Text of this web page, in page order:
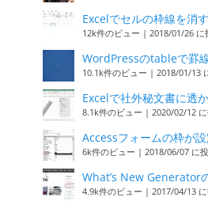
Excelでセルの枠線を消す
12k件のビュー | 2018/01/26 に
WordPressのtableで罫
10.1k件のビュー | 2018/01/13
Excelで社外秘文書に透
8.1k件のビュー | 2020/02/12
Accessフォームの枠が
6k件のビュー | 2018/06/07 に
What’s New Generator
4.9k件のビュー | 2017/04/13